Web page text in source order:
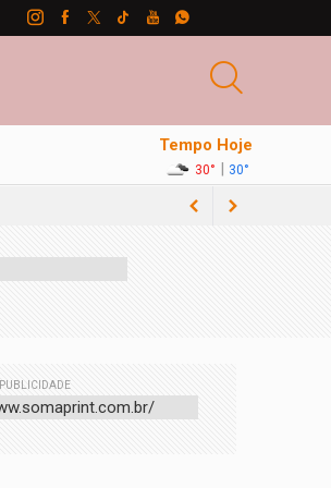
Tempo Hoje
30° 30°
PUBLICIDADE